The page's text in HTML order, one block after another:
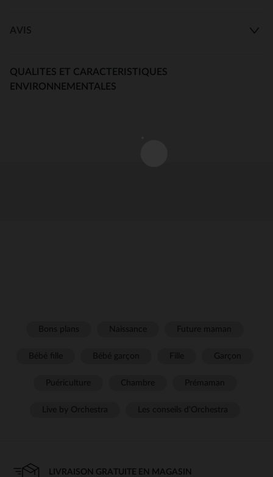
AVIS
QUALITES ET CARACTERISTIQUES
ENVIRONNEMENTALES
LIVRAISON GRATUITE EN MAGASIN